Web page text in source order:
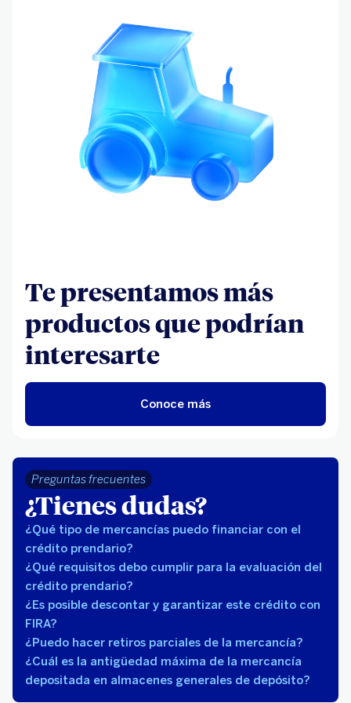
Te presentamos más
productos que podrían
interesarte
Conoce más
Preguntas frecuentes
¿Tienes dudas?
¿Qué tipo de mercancías puedo financiar con el
crédito prendario?
¿Qué requisitos debo cumplir para la evaluación del
crédito prendario?
¿Es posible descontar y garantizar este crédito con
FIRA?
¿Puedo hacer retiros parciales de la mercancía?
¿Cuál es la antigüedad máxima de la mercancía
depositada en almacenes generales de depósito?